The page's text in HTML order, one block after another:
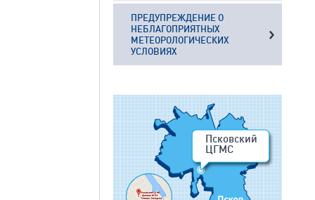
ПРЕДУПРЕЖДЕНИЕ О
НЕБЛАГОПРИЯТНЫХ
МЕТЕОРОЛОГИЧЕСКИХ
УСЛОВИЯХ
Псковский
ЦГМС